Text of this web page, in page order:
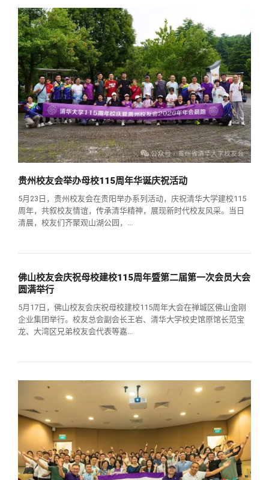
贵州校友会举办母校115周年华诞庆祝活动
5月23日，贵州校友会在贵阳举办系列活动，庆祝清华大学建校115
周年，共叙校友情谊，传承清华精神，展现新时代校友风采。当日
清晨，校友们齐聚观山湖公园，...
佛山校友会庆祝母校建校115周年暨第二届第一次会员大会
圆满举行
5月17日，佛山校友会庆祝母校建校115周年大会在禅城区佛山金刚
企业集团举行。校友总会副会长王岩、清华大学校史馆原馆长范宝
龙、大湾区兄弟校友会代表等嘉...